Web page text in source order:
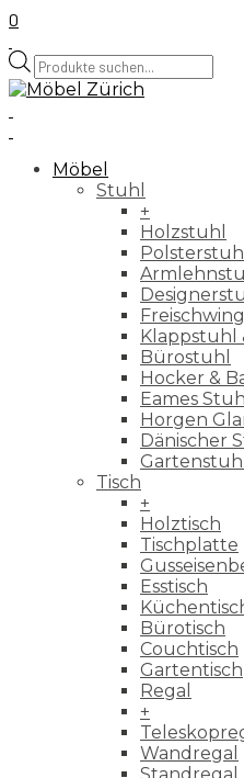
0
Products
search
Möbel
Stuhl
+
Holzstuhl
Polsterstuhl
Klappstuhl
Bürostuhl
Hocker &
Eames Stuhl
Horgen
Dänischer
Tisch
+
Holztisch
Tischplatte
Esstisch
Bürotisch
Couchtisch
Gartentisch
Regal
+
Wandregal